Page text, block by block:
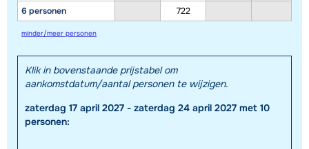
6 personen 722
minder/meer personen
Klik in bovenstaande prijstabel om
aankomstdatum/aantal personen te wijzigen.
zaterdag 17 april 2027 - zaterdag 24 april 2027 met 10
personen: